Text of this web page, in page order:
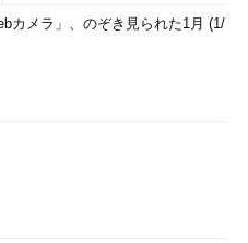
カメラ」、のぞき見られた1月 (1/